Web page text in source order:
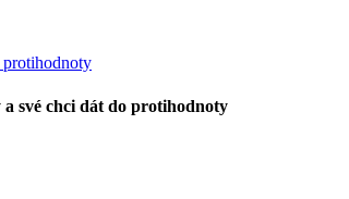
své chci dát do protihodnoty